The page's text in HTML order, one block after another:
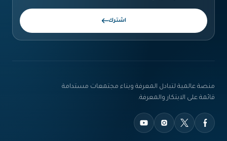
اشترك
منصة عالمية لتبادل المعرفة وبناء مجتمعات مستدامة
قائمة على الابتكار والمعرفة.